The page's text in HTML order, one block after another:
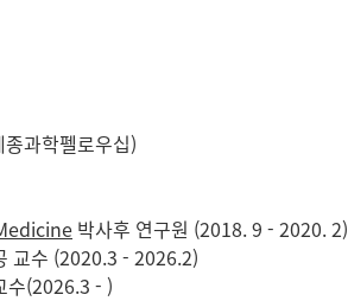
과학펠로우십)
박사후 연구원 (2018. 9 - 2020. 2)
교수 (2020.3 - 2026.2)
수(2026.3 - )